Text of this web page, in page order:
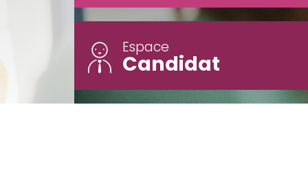
Espace
Candidat